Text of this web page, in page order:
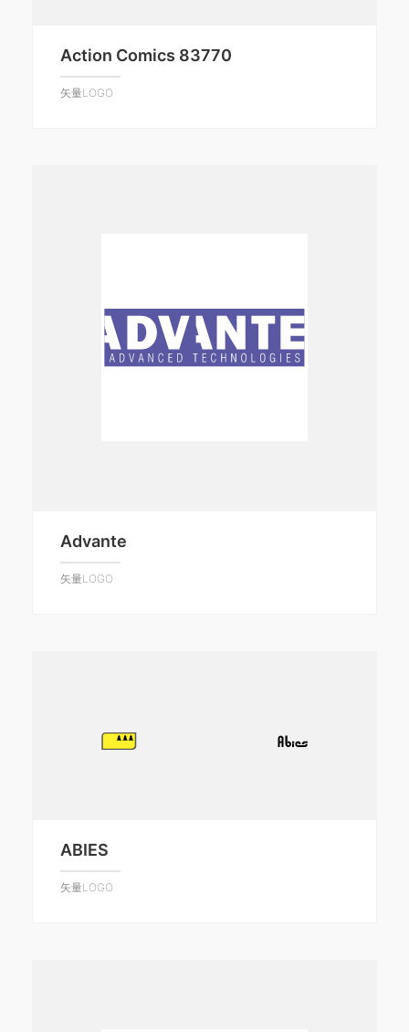
Action Comics 83770
矢量LOGO
Advante
矢量LOGO
ABIES
矢量LOGO